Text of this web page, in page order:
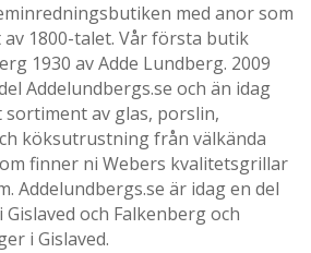
med anor som
1800-talet. Vår första butik
1930 av Adde Lundberg. 2009
Addelundbergs.se och än idag
av glas, porslin,
köksutrustning från välkända
finner ni Webers kvalitetsgrillar
Addelundbergs.se är idag en del
och Falkenberg och
i Gislaved.